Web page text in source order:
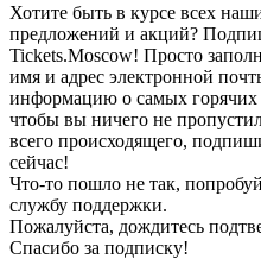
Хотите быть в курсе всех
предложений и акций?
Tickets.Moscow! Просто
имя и адрес электронной
информацию о самых горячих
чтобы вы ничего не
всего происходящего,
сейчас!
Что-то пошло не так,
службу поддержки.
Пожалуйста, дождитесь
Спасибо за подписку!